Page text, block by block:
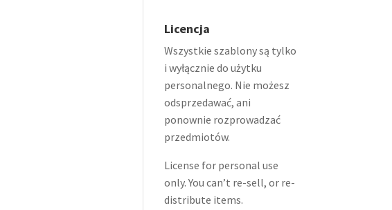
Licencja
Wszystkie szablony są tylko
i wyłącznie do użytku
personalnego. Nie możesz
odsprzedawać, ani
ponownie rozprowadzać
przedmiotów.
License for personal use
only. You can’t re-sell, or re-
distribute items.